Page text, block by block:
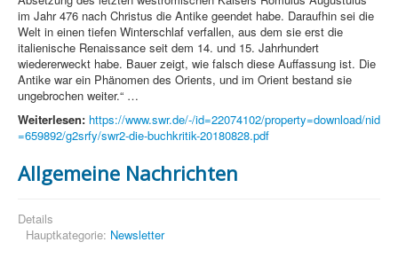
im Jahr 476 nach Christus die Antike geendet habe. Daraufhin sei die
Welt in einen tiefen Winterschlaf verfallen, aus dem sie erst die
italienische Renaissance seit dem 14. und 15. Jahrhundert
wiedererweckt habe. Bauer zeigt, wie falsch diese Auffassung ist. Die
Antike war ein Phänomen des Orients, und im Orient bestand sie
ungebrochen weiter.“ …
Weiterlesen: https://www.swr.de/-/id=22074102/property=download/nid
=659892/g2srfy/swr2-die-buchkritik-20180828.pdf
Allgemeine Nachrichten
Details
Hauptkategorie: Newsletter